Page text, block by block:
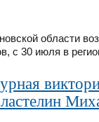
области
с 30 июля в